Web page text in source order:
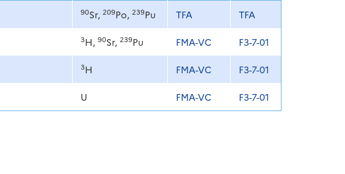
90Sr, 209Po, 239Pu TFA TFA
3H, 90Sr, 239Pu FMA-VC F3-7-01
3H FMA-VC F3-7-01
U FMA-VC F3-7-01